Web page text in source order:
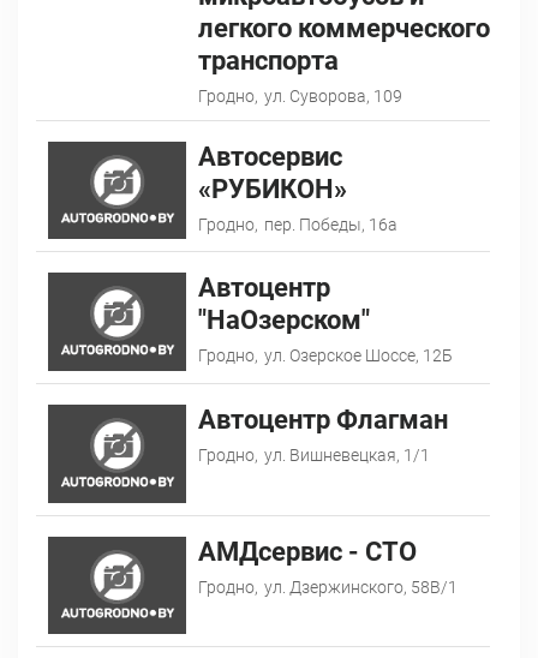
легкого коммерческого
транспорта
Гродно, ул. Суворова, 109
Автосервис
«РУБИКОН»
Гродно, пер. Победы, 16а
Автоцентр
"НаОзерском"
Гродно, ул. Озерское Шоссе, 12Б
Автоцентр Флагман
Гродно, ул. Вишневецкая, 1/1
АМДсервис - СТО
Гродно, ул. Дзержинского, 58В/1